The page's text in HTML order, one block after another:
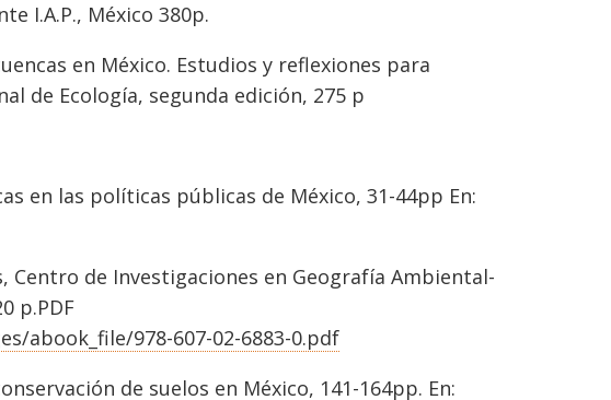
I.A.P., México 380p.
en México. Estudios y reflexiones para
de Ecología, segunda edición, 275 p
en las políticas públicas de México, 31-44pp En:
Centro de Investigaciones en Geografía Ambiental-
p.PDF
abook_file/978-607-02-6883-0.pdf
de suelos en México, 141-164pp. En: